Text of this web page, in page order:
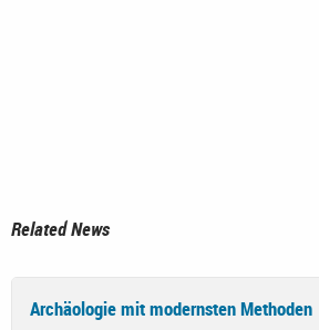
Related News
Archäologie mit modernsten Methoden